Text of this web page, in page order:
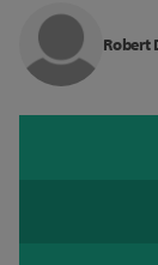
Robert